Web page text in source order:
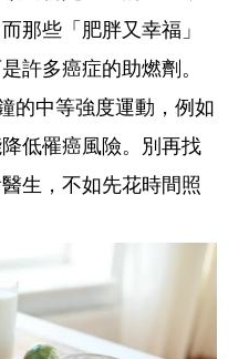
那些「肥胖又幸福」
許多癌症的助燃劑。
的中等強度運動，例如
低罹癌風險。別再找
生，不如先花時間照